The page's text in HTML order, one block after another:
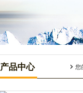
产品中心 您